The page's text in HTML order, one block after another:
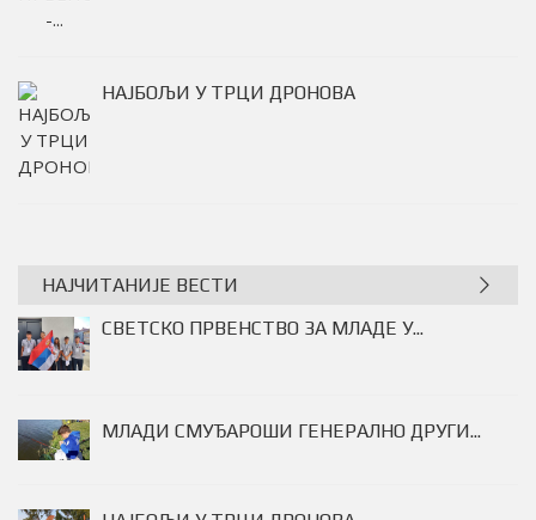
НАЈЧИТАНИЈЕ ВЕСТИ
СВЕТСКО ПРВЕНСТВО ЗА МЛАДЕ У...
МЛАДИ СМУЂАРОШИ ГЕНЕРАЛНО ДРУГИ...